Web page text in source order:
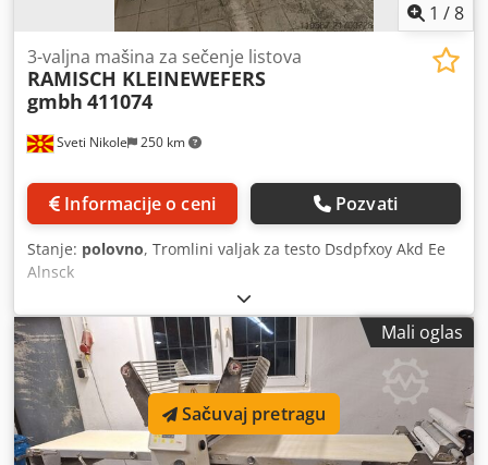
1 /8
Sveti Nikole 250 km
3-valjna mašina za sečenje listova
RAMISCH KLEINEWEFERS
gmbh 411074
Informacije o ceni Pozvati
Stanje: polovno, Tromlini valjak za testo Dsdpfxoy Akd Ee
Alnsck
Mali oglas
Sačuvaj pretragu